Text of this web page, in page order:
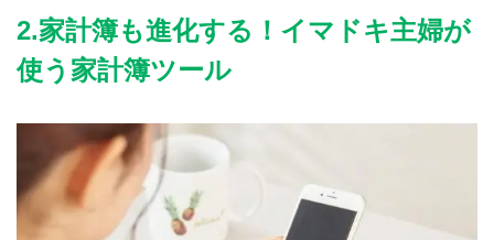
2.家計簿も進化する！イマドキ主婦が
使う家計簿ツール